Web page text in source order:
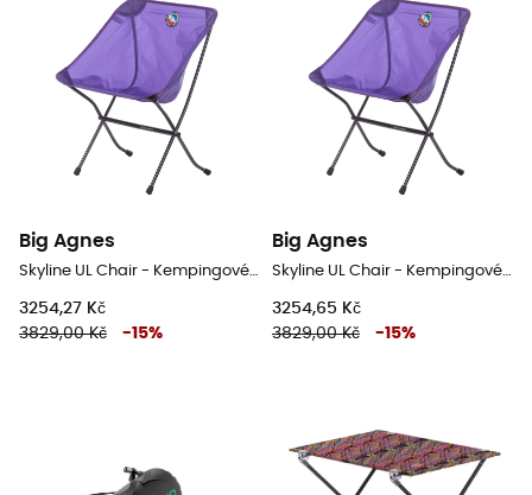
Big Agnes
3254,27 Kč
3829,00 Kč
-15%
Big Agnes
3254,65 Kč
3829,00 Kč
-15%